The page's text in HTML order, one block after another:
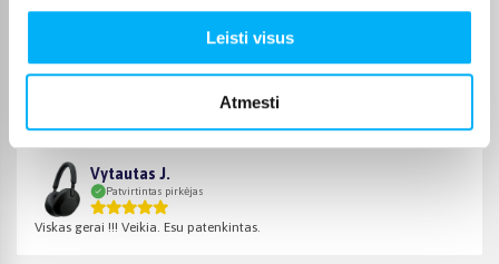
Leisti visus
Atmesti
Ausinės kokybiškos, lengvos, geras garsas. Pristatymas labai greitas.
Vytautas J.
Patvirtintas pirkėjas
Viskas gerai !!! Veikia. Esu patenkintas.